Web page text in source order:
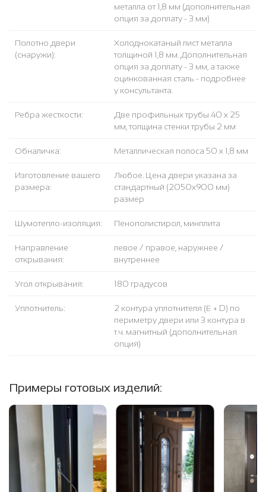
металла от 1,8 мм (дополнительная
опция за доплату - 3 мм)
Полотно двери
(снаружи):
Холоднокатаный лист металла
толщиной 1,8 мм. Дополнительная
опция за доплату - 3 мм, а также
оцинкованная сталь - подробнее
у консультанта.
Ребра жесткости:
Две профильных трубы 40 х 25
мм, толщина стенки трубы 2 мм
Обналичка: Металлическая полоса 50 х 1,8 мм
Изготовление вашего
размера:
Любое. Цена двери указана за
стандартный (2050x900 мм)
размер
Шумотепло-изоляция: Пенополистирол, минплита
Направление
открывания:
левое / правое, наружнее /
внутреннее
Угол открывания: 180 градусов
Уплотнитель:
2 контура уплотнителя (Е + D) по
периметру двери или 3 контура в
т.ч. магнитный (дополнительная
опция)
Примеры готовых изделий: